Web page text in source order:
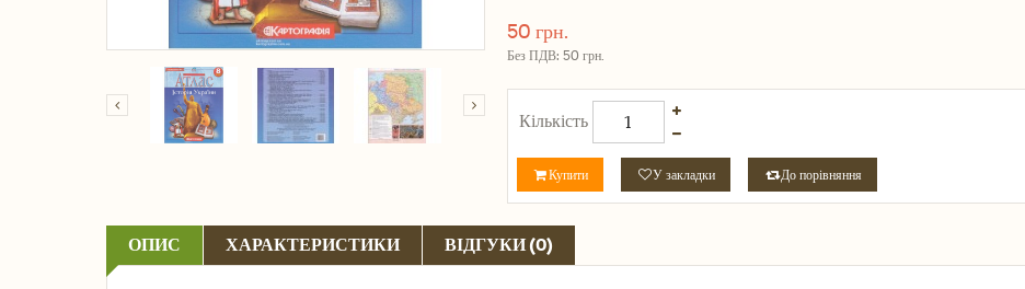
50 грн.
Без ПДВ: 50 грн.
Кількість
Купити У закладки До порівняння
ОПИС ХАРАКТЕРИСТИКИ ВІДГУКИ (0)